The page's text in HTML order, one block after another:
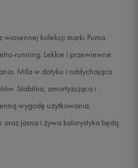
Powiadom o dostępności
wiosennej kolekcji marki Puma
running. Lekkie i przewiewne
Miła w dotyku i oddychająca
Stabilna, amortyzująca i
wygodę użytkowania.
jasna i żywa kolorystyka będą